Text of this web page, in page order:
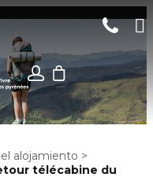
alojamiento >
télécabine du